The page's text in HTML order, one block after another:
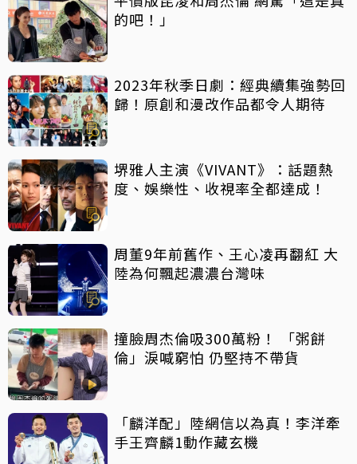
的吧！」
2023年秋季日劇：經典續集強勢回
歸！原創和漫改作品都令人期待
堺雅人主演《VIVANT》：話題熱
度、娛樂性、收視率全都達成！
周董9年前舊作、王心凌再翻紅 大
陸為何飄起濃濃台灣味
撞臉周杰倫吸300萬粉！ 「粥餅
倫」淚喊窮怕 仍堅持不帶貨
「麟洋配」陸網信以為真！李洋牽
手王齊麟1動作藏玄機